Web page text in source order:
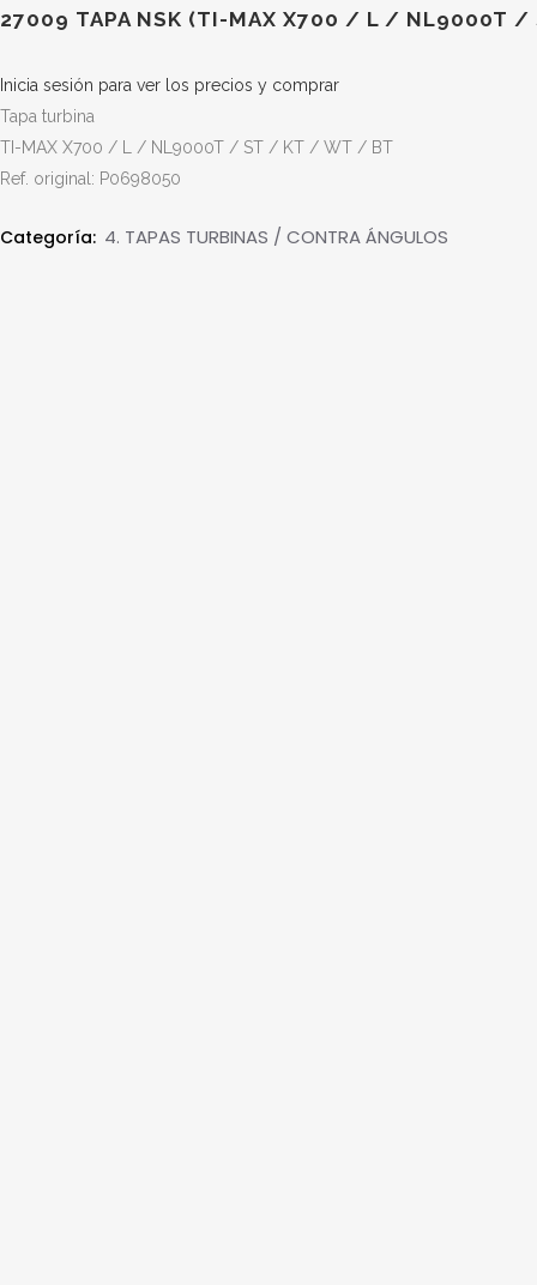
27009 TAPA NSK (TI-MAX X700 / L / NL9000T
Inicia sesión para ver los precios y comprar
Tapa turbina
TI-MAX X700 / L / NL9000T / ST / KT / WT / BT
Ref. original: P0698050
Categoría: 4. TAPAS TURBINAS / CONTRA ÁNGULOS